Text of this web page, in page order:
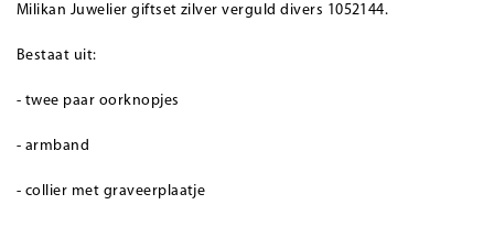
Milikan Juwelier giftset zilver verguld divers 1052144.
Bestaat uit:
- twee paar oorknopjes
- armband
- collier met graveerplaatje